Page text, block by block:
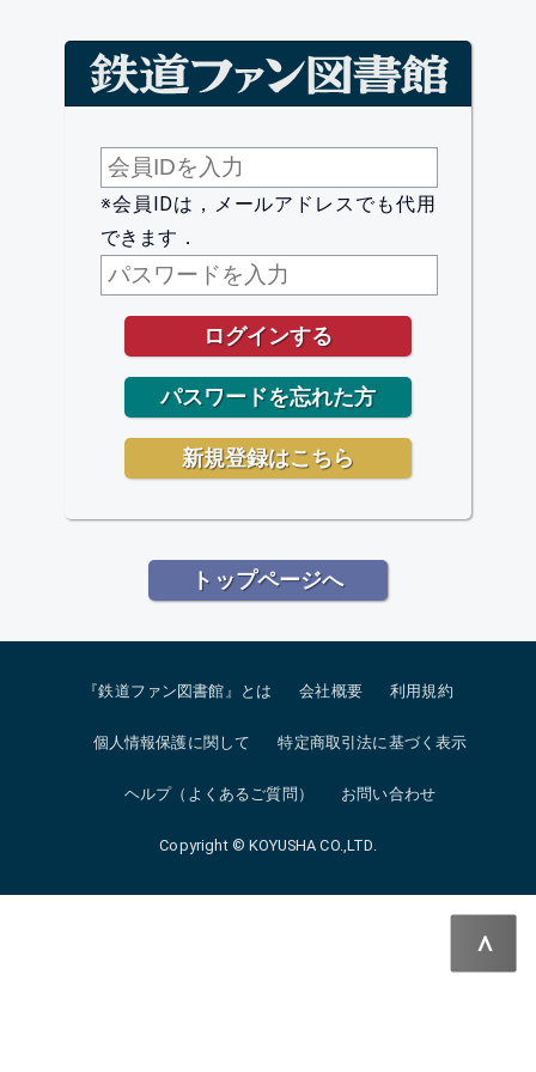
※会員IDは，メールアドレスでも代用
できます．
トップページへ
『鉄道ファン図書館』とは 会社概要 利用規約
個人情報保護に関して 特定商取引法に基づく表示
ヘルプ（よくあるご質問） お問い合わせ
Copyright © KOYUSHA CO.,LTD.